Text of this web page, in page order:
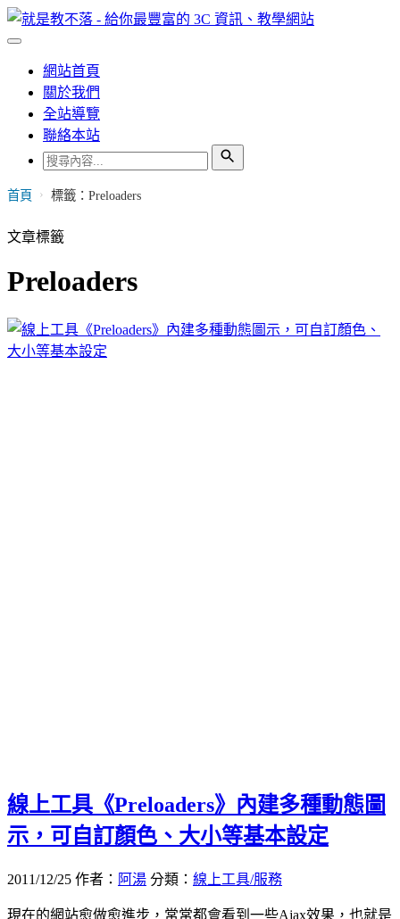
網站首頁
關於我們
全站導覽
聯絡本站
首頁 › 標籤：Preloaders
文章標籤
Preloaders
線上工具《Preloaders》內建多種動態圖
示，可自訂顏色、大小等基本設定
2011/12/25 作者： 阿湯 分類： 線上工具/服務
現在的網站愈做愈進步，常常都會看到一些Ajax效果，也就是